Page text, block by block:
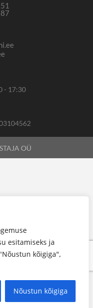
esitamiseks ja
kõigiga",
Nõustun kõigiga
- 17:30
OÜ